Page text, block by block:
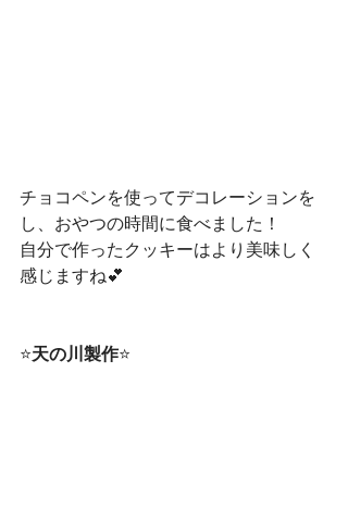
チョコペンを使ってデコレーションを
し、おやつの時間に食べました！
自分で作ったクッキーはより美味しく
感じますね💕
⭐天の川製作⭐